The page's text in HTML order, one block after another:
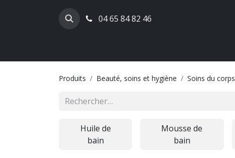
04 65 84 82 46
Produits Beauté, soins et hygiène Soins du corps
Huile de
bain
Mousse de
bain